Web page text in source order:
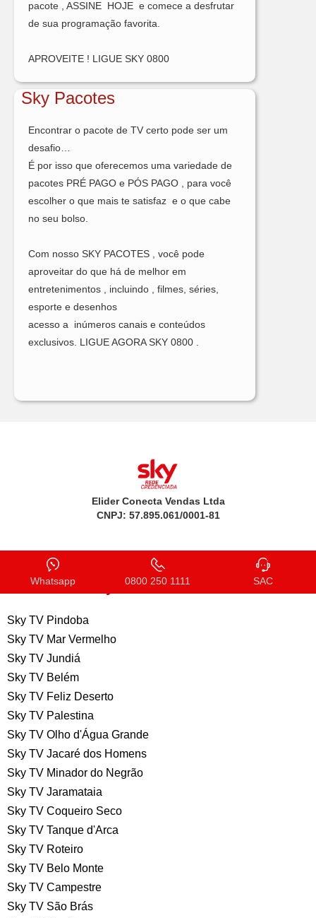
pacote , ASSINE HOJE e comece a desfrutar
de sua programação favorita.
APROVEITE ! LIGUE SKY 0800
Sky Pacotes
Encontrar o pacote de TV certo pode ser um
desafio…
É por isso que oferecemos uma variedade de
pacotes PRÉ PAGO e PÓS PAGO , para você
escolher o que mais te satisfaz e o que cabe
no seu bolso.
Com nosso SKY PACOTES , você pode
aproveitar do que há de melhor em
entretenimentos , incluindo , filmes, séries,
esporte e desenhos
acesso a inúmeros canais e conteúdos
exclusivos. LIGUE AGORASKY 0800 .
Elider Conecta Vendas Ltda
CNPJ: 57.895.061/0001-81
Sky na sua cidade
Sky TV Pindoba
Sky TV Mar Vermelho
Sky TV Jundiá
Sky TV Belém
Sky TV Feliz Deserto
Sky TV Palestina
Sky TV Olho d'Água Grande
Sky TV Jacaré dos Homens
Sky TV Minador do Negrão
Sky TV Jaramataia
Sky TV Coqueiro Seco
Sky TV Tanque d'Arca
Sky TV Roteiro
Sky TV Belo Monte
Sky TV Campestre
Sky TV São Brás
Whatsapp 0800 250 1111 SAC